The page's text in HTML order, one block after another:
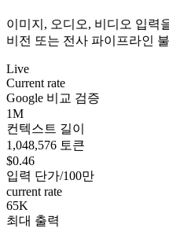
이미지, 오디오, 비디오 입력
비전 또는 전사 파이프라인
Live
Current rate
Google 비교 검증
1M
컨텍스트 길이
1,048,576 토큰
$0.46
입력 단가/100만
current rate
65K
최대 출력